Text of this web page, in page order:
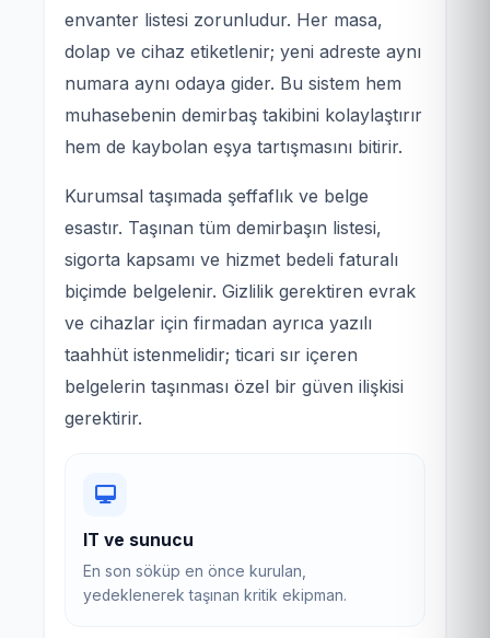
envanter listesi zorunludur. Her masa,
dolap ve cihaz etiketlenir; yeni adreste aynı
numara aynı odaya gider. Bu sistem hem
muhasebenin demirbaş takibini kolaylaştırır
hem de kaybolan eşya tartışmasını bitirir.
Kurumsal taşımada şeffaflık ve belge
esastır. Taşınan tüm demirbaşın listesi,
sigorta kapsamı ve hizmet bedeli faturalı
biçimde belgelenir. Gizlilik gerektiren evrak
ve cihazlar için firmadan ayrıca yazılı
taahhüt istenmelidir; ticari sır içeren
belgelerin taşınması özel bir güven ilişkisi
gerektirir.
IT ve sunucu
En son söküp en önce kurulan,
yedeklenerek taşınan kritik ekipman.